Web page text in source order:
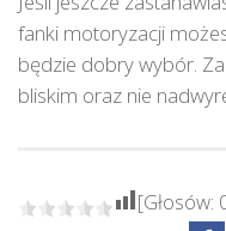
fanki motoryzacji
będzie dobry wybór.
bliskim oraz nie
[Głosów: